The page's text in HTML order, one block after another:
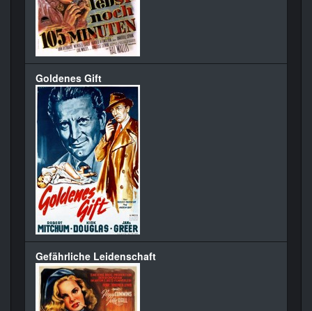
Goldenes Gift
Gefährliche Leidenschaft